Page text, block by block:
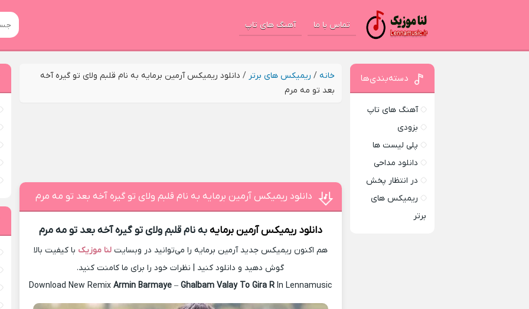
تماس با ما آهنگ های تاپ
خانه / ریمیکس های برتر / دانلود ریمیکس آرمین برمایه به نام قلبم ولای تو گیره آخه
بعد تو مه مرم
دانلود ریمیکس آرمین برمایه به نام قلبم ولای تو گیره آخه بعد تو مه مرم
دانلود ریمیکسآرمین برمایهبه نام قلبم ولای تو گیره آخه بعد تو مه مرم
هم اکنون ریمیکس جدید آرمین برمایه را می‌توانید در وبسایتلنا موزیک با کیفیت بالا
گوش دهید و دانلود کنید | نظرات خود را برای ما کامنت کنید.
Download New RemixArmin Barmaye –Ghalbam Valay To Gira R In Lennamusic
دسته‌بندی‌ها
آهنگ های تاپ
بزودی
پلی لیست ها
دانلود مداحی
در انتظار پخش
ریمیکس های
برتر